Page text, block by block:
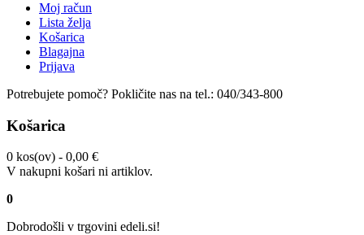
Moj račun
Lista želja
Košarica
Blagajna
Prijava
Potrebujete pomoč? Pokličite nas na tel.: 040/343-800
Košarica
0 kos(ov) - 0,00 €
V nakupni košari ni artiklov.
0
Dobrodošli v trgovini edeli.si!